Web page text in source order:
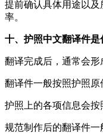
提前确认具体用途以
率。
十、护照中文翻译件是
翻译完成后，通常会形
翻译件一般按照护照原
护照上的各项信息会按
规范制作后的翻译件一